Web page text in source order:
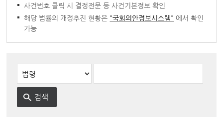
변론일정
변론동영상
알림·소식
사건번호 클릭 시 결정전문 등 사건기본정보 확인
해당 법률의 개정추진 현황은 "국회의안정보시스템" 에서 확인
가능